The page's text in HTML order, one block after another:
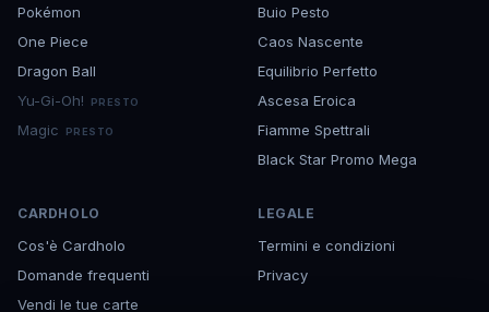
Pokémon
One Piece
Dragon Ball
Yu-Gi-Oh!
PRESTO
Magic PRESTO
Buio Pesto
Caos Nascente
Equilibrio Perfetto
Ascesa Eroica
Fiamme Spettrali
Black Star Promo Mega
CARDHOLO
Cos'è Cardholo
Domande frequenti
Vendi le tue carte
LEGALE
Termini e condizioni
Privacy